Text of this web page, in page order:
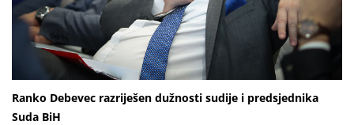
Ranko Debevec razriješen dužnosti sudije i predsjednika
Suda BiH